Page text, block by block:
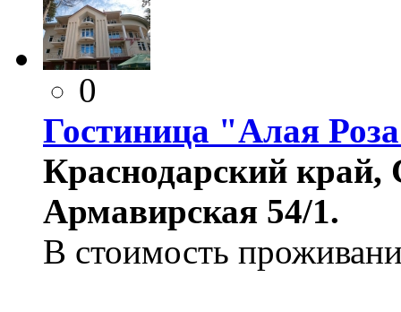
0
Гостиница "Алая
Краснодарский
Армавирская 54/1.
В стоимость